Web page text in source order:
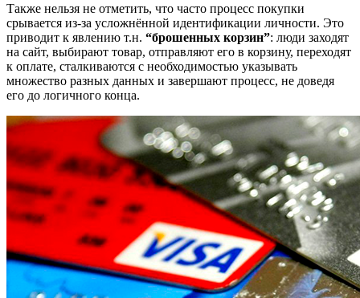
Также нельзя не отметить, что часто процесс покупки
срывается из-за усложнённой идентификации личности. Это
приводит к явлению т.н. “брошенных корзин”: люди заходят
на сайт, выбирают товар, отправляют его в корзину, переходят
к оплате, сталкиваются с необходимостью указывать
множество разных данных и завершают процесс, не доведя
его до логичного конца.